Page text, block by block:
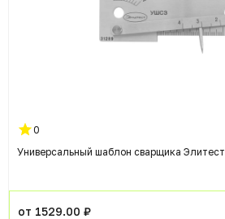
0
Универсальный шаблон сварщика Элитест
от 1529.00 ₽